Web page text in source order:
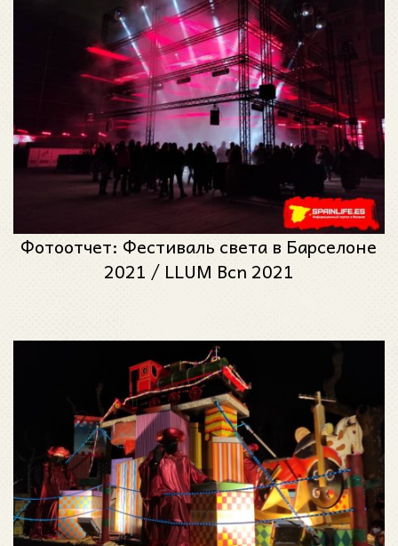
Фотоотчет: Фестиваль света в Барселоне
2021 / LLUM Bcn 2021